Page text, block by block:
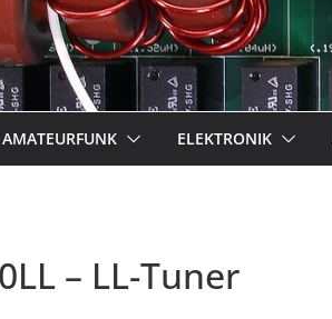
AMATEURFUNK ELEKTRONIK
– LL-Tuner